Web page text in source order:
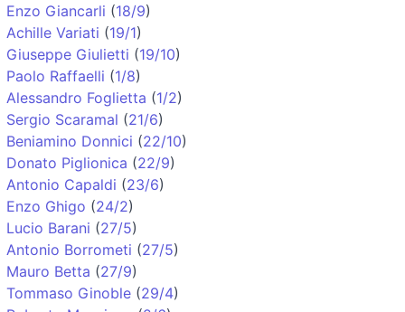
Enzo Giancarli (18/9)
Achille Variati (19/1)
Giuseppe Giulietti (19/10)
Paolo Raffaelli (1/8)
Alessandro Foglietta (1/2)
Sergio Scaramal (21/6)
Beniamino Donnici (22/10)
Donato Piglionica (22/9)
Antonio Capaldi (23/6)
Enzo Ghigo (24/2)
Lucio Barani (27/5)
Antonio Borrometi (27/5)
Mauro Betta (27/9)
Tommaso Ginoble (29/4)